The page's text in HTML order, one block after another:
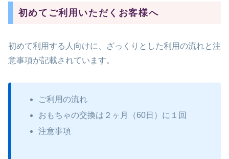
初めてご利用いただくお客様へ
初めて利用する人向けに、ざっくりとした利用の流れと注
意事項が記載されています。
ご利用の流れ
おもちゃの交換は２ヶ月（60日）に１回
注意事項